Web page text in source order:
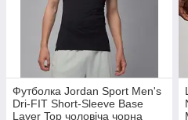
Футболка Jordan Sport Men's
Dri-FIT Short-Sleeve Base
Layer Top чоловіча чорна